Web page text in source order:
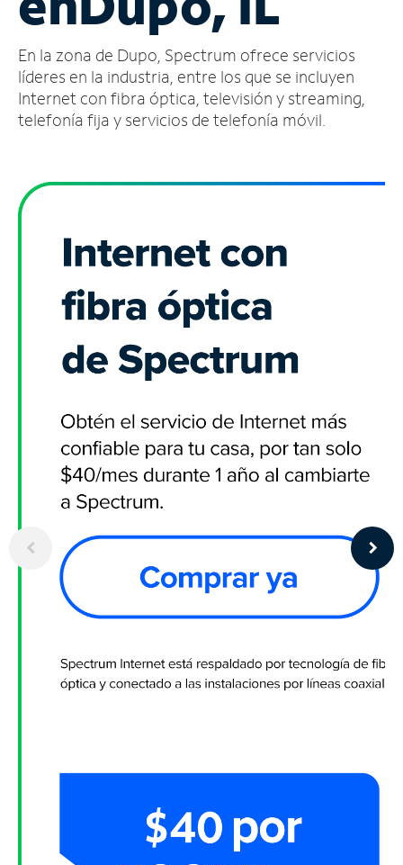
cuenta
Encuentra
una
tienda
En la zona de Dupo, Spectrum ofrece servicios
líderes en la industria, entre los que se incluyen
Internet con fibra óptica, televisión y streaming,
telefonía fija y servicios de telefonía móvil.